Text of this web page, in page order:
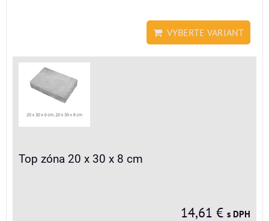
VYBERTE VARIANT
Top zóna 20 x 30 x 8 cm
14,61 € s DPH